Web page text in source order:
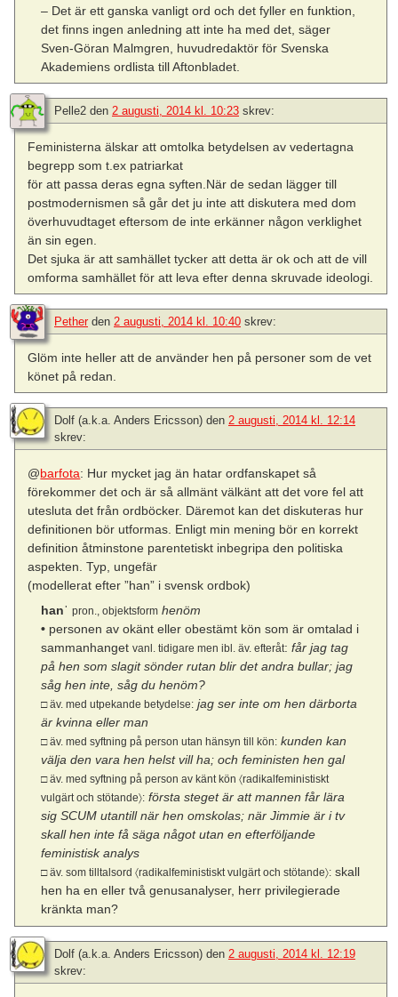
– Det är ett ganska vanligt ord och det fyller en funktion,
det finns ingen anledning att inte ha med det, säger
Sven-Göran Malmgren, huvudredaktör för Svenska
Akademiens ordlista till Aftonbladet.
Pelle2 den 2 augusti, 2014 kl. 10:23 skrev:
Feministerna älskar att omtolka betydelsen av vedertagna
begrepp som t.ex patriarkat
för att passa deras egna syften.När de sedan lägger till
postmodernismen så går det ju inte att diskutera med dom
överhuvudtaget eftersom de inte erkänner någon verklighet
än sin egen.
Det sjuka är att samhället tycker att detta är ok och att de vill
omforma samhället för att leva efter denna skruvade ideologi.
Pether den 2 augusti, 2014 kl. 10:40 skrev:
Glöm inte heller att de använder hen på personer som de vet
könet på redan.
Dolf (a.k.a. Anders Ericsson) den 2 augusti, 2014 kl. 12:14
skrev:
@barfota: Hur mycket jag än hatar ordfanskapet så
förekommer det och är så allmänt välkänt att det vore fel att
utesluta det från ordböcker. Däremot kan det diskuteras hur
definitionen bör utformas. Enligt min mening bör en korrekt
definition åtminstone parentetiskt inbegripa den politiska
aspekten. Typ, ungefär
(modellerat efter ”han” i svensk ordbok)
hanˈ pron., objektsform henöm
•personen av okänt eller obestämt kön som är omtalad i
sammanhanget vanl. tidigare men ibl. äv. efteråt: får jag tag
på hen som slagit sönder rutan blir det andra bullar; jag
såg hen inte, såg du henöm?
□ äv. med utpekande betydelse: jag ser inte om hen därborta
är kvinna eller man
□ äv. med syftning på person utan hänsyn till kön: kunden kan
välja den vara hen helst vill ha; och feministen hen gal
□ äv. med syftning på person av känt kön 〈radikalfeministiskt
vulgärt och stötande〉: första steget är att mannen får lära
sig SCUM utantill när hen omskolas; när Jimmie är i tv
skall hen inte få säga något utan en efterföljande
feministisk analys
□ äv. som tilltalsord 〈radikalfeministiskt vulgärt och stötande〉:skall
hen ha en eller två genusanalyser, herr privilegierade
kränkta man?
Dolf (a.k.a. Anders Ericsson) den 2 augusti, 2014 kl. 12:19
skrev: